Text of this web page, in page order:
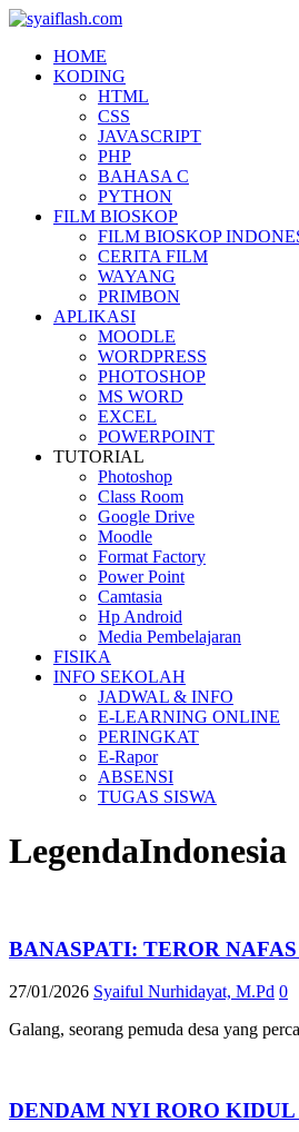
HOME
KODING
HTML
CSS
JAVASCRIPT
PHP
BAHASA C
PYTHON
FILM BIOSKOP
FILM BIOSKOP
CERITA FILM
WAYANG
PRIMBON
APLIKASI
MOODLE
WORDPRESS
PHOTOSHOP
MS WORD
EXCEL
POWERPOINT
TUTORIAL
Photoshop
Class Room
Google Drive
Moodle
Format Factory
Power Point
Camtasia
Hp Android
Media Pembelajaran
FISIKA
INFO SEKOLAH
JADWAL & INFO
E-LEARNING ONLINE
PERINGKAT
E-Rapor
ABSENSI
TUGAS SISWA
LegendaIndonesia
BANASPATI: TEROR
27/01/2026 Syaiful Nurhidayat, M.Pd 0
Galang, seorang pemuda desa yang
DENDAM NYI RORO